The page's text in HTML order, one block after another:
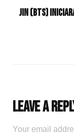
Jin (BTS)
Leave a
Your email